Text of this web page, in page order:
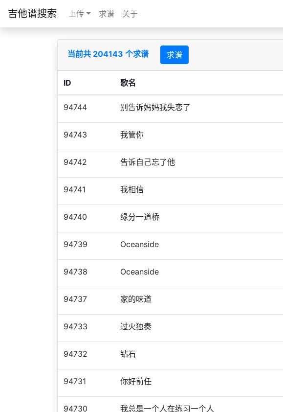
吉他谱搜索 上传 求谱 关于
当前共 204143 个求谱 求谱
ID 歌名
94744 别告诉妈妈我失恋了
94743 我管你
94742 告诉自己忘了他
94741 我相信
94740 缘分一道桥
94739 Oceanside
94738 Oceanside
94737 家的味道
94733 过火独奏
94732 钻石
94731 你好前任
94730 我总是一个人在练习一个人